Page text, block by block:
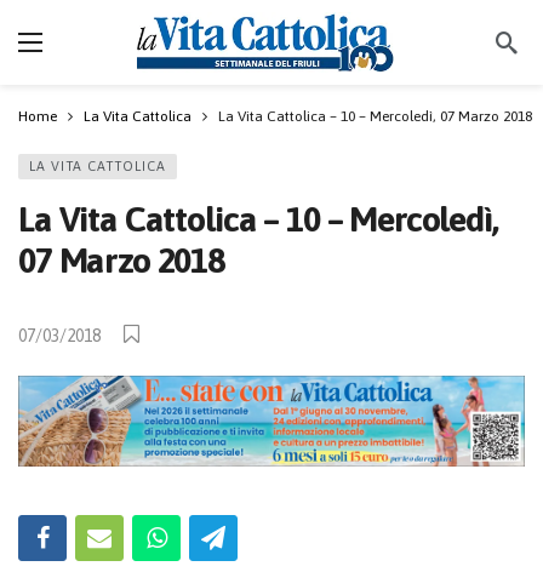
Home La Vita Cattolica La Vita Cattolica – 10 – Mercoledì, 07 Marzo 2018
LA VITA CATTOLICA
La Vita Cattolica – 10 – Mercoledì,
07 Marzo 2018
07/03/2018